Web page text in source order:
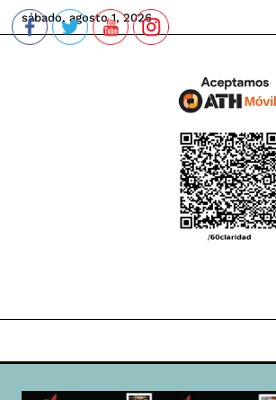
sábado, agosto 1, 2026